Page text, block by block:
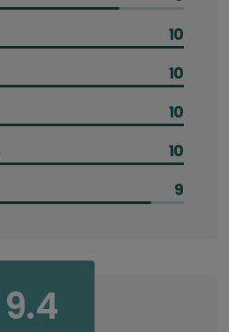
10
10
10
10
9
9.4